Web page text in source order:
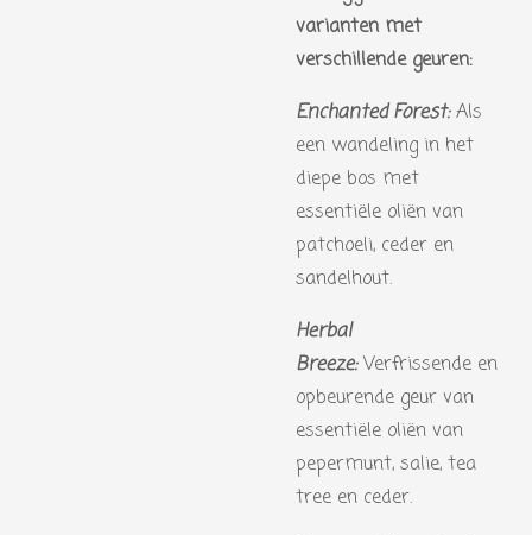
varianten met
verschillende geuren:
Enchanted Forest:Als
een wandeling in het
diepe bos met
essentiële oliën van
patchoeli, ceder en
sandelhout.
Herbal
Breeze:Verfrissende en
opbeurende geur van
essentiële oliën van
pepermunt, salie, tea
tree en ceder.